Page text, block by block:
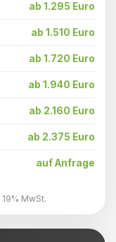
ab 1.295 Euro
ab 1.510 Euro
ab 1.720 Euro
ab 1.940 Euro
ab 2.160 Euro
ab 2.375 Euro
auf Anfrage
MwSt.